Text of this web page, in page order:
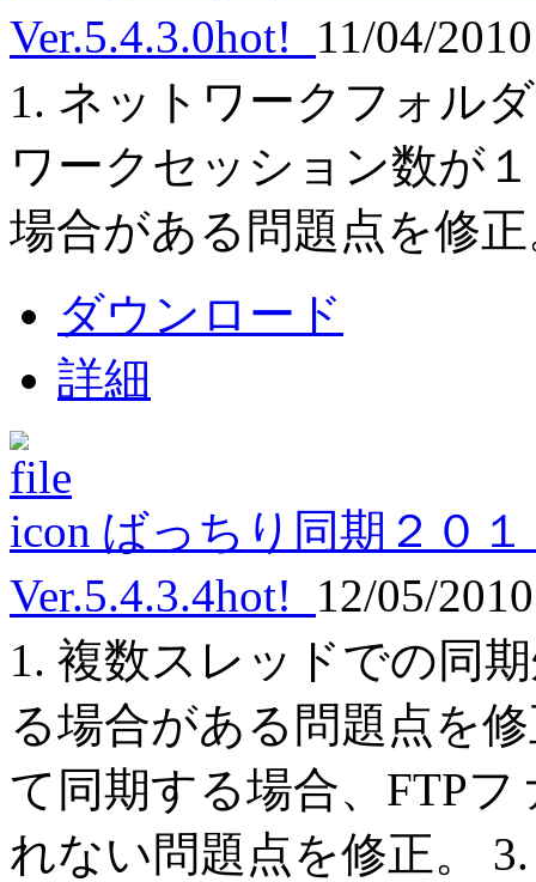
Ver.5.4.3.0hot!
11/04/
1. ネットワークフォル
ワークセッション数が
場合がある問題点を修
ダウンロード
詳細
ばっちり同期２０
Ver.5.4.3.4hot!
12/05/
1. 複数スレッドでの同
る場合がある問題点を
て同期する場合、FTP
れない問題点を修正。